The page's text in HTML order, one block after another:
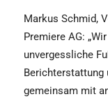
Markus Schmid,
Premiere AG:
unvergessliche
gemeinsam mit